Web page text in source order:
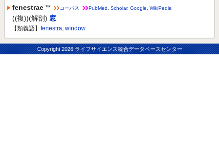
fenestrae ** コーパス PubMed Scholar, Google WikiPedia
((複))(解剖) 窓
【類義語】 fenestra, window
Copyright2026 ライフサイエンス統合データベースセンター